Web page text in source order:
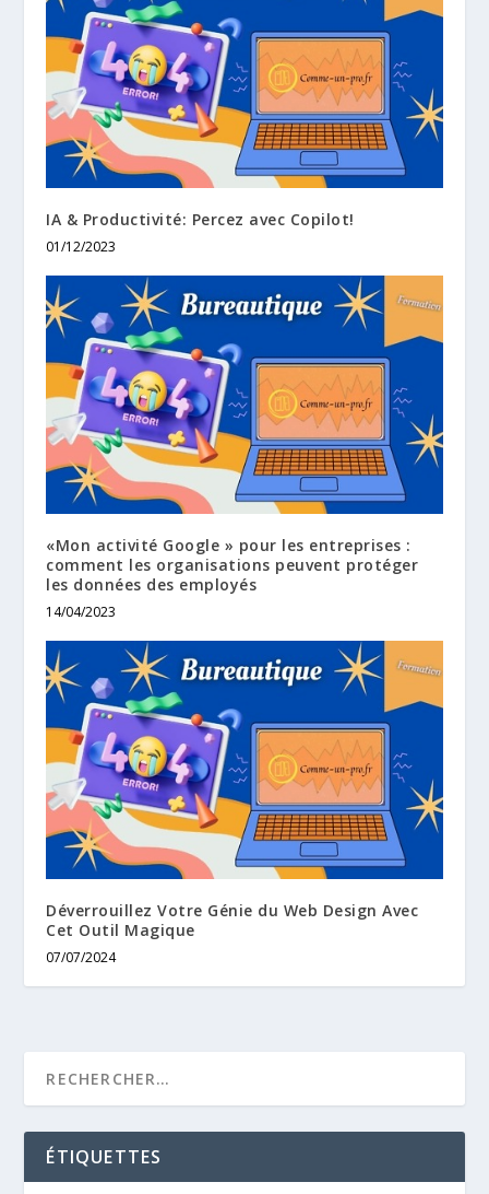
IA & Productivité: Percez avec Copilot!
01/12/2023
«Mon activité Google » pour les entreprises :
comment les organisations peuvent protéger
les données des employés
14/04/2023
Déverrouillez Votre Génie du Web Design Avec
Cet Outil Magique
07/07/2024
ÉTIQUETTES